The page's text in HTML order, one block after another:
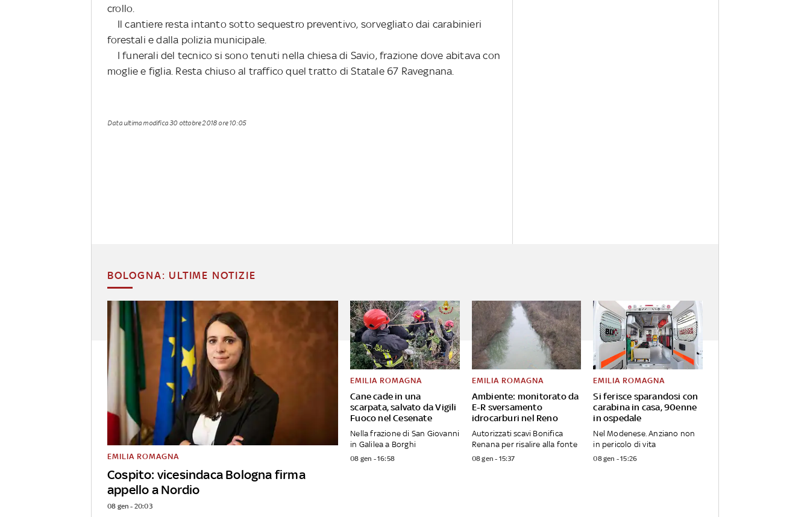
crollo.
Il cantiere resta intanto sotto sequestro preventivo, sorvegliato dai carabinieri
forestali e dalla polizia municipale.
I funerali del tecnico si sono tenuti nella chiesa di Savio, frazione dove abitava con
moglie e figlia. Resta chiuso al traffico quel tratto di Statale 67 Ravegnana.
Data ultima modifica30 ottobre 2018 ore 10:05
BOLOGNA: ULTIME NOTIZIE
Cospito: vicesindaca Bologna firma
appello a Nordio
EMILIA ROMAGNA
08 gen - 20:03
Cane cade in una
scarpata, salvato da Vigili
Fuoco nel Cesenate
EMILIA ROMAGNA
Nella frazione di San Giovanni
in Galilea a Borghi
08 gen - 16:58
Ambiente: monitorato da
E-R sversamento
idrocarburi nel Reno
EMILIA ROMAGNA
Autorizzati scavi Bonifica
Renana per risalire alla fonte
08 gen - 15:37
Si ferisce sparandosi con
carabina in casa, 90enne
in ospedale
EMILIA ROMAGNA
Nel Modenese. Anziano non
in pericolo di vita
08 gen - 15:26